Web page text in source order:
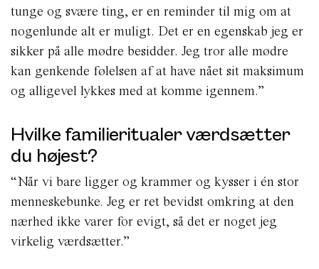
tunge og svære ting, er en reminder til mig om at
nogenlunde alt er muligt. Det er en egenskab jeg er
sikker på alle mødre besidder. Jeg tror alle mødre
kan genkende følelsen af at have nået sit maksimum
og alligevel lykkes med at komme igennem.”
Hvilke familieritualer værdsætter
du højest?
“Når vi bare ligger og krammer og kysser i én stor
menneskebunke. Jeg er ret bevidst omkring at den
nærhed ikke varer for evigt, så det er noget jeg
virkelig værdsætter.”